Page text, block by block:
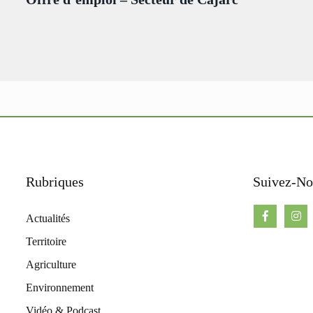
Rubriques
Actualités
Territoire
Agriculture
Environnement
Suivez-